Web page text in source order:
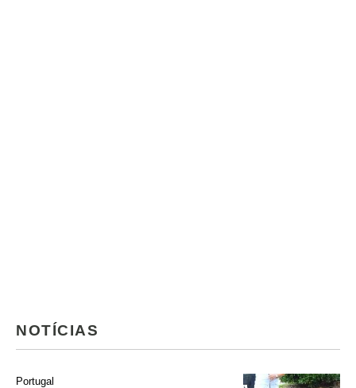
NOTÍCIAS
Portugal